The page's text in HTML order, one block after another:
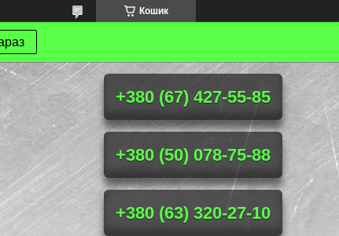
Кошик
+380 (67) 427-55-85
+380 (50) 078-75-88
+380 (63) 320-27-10